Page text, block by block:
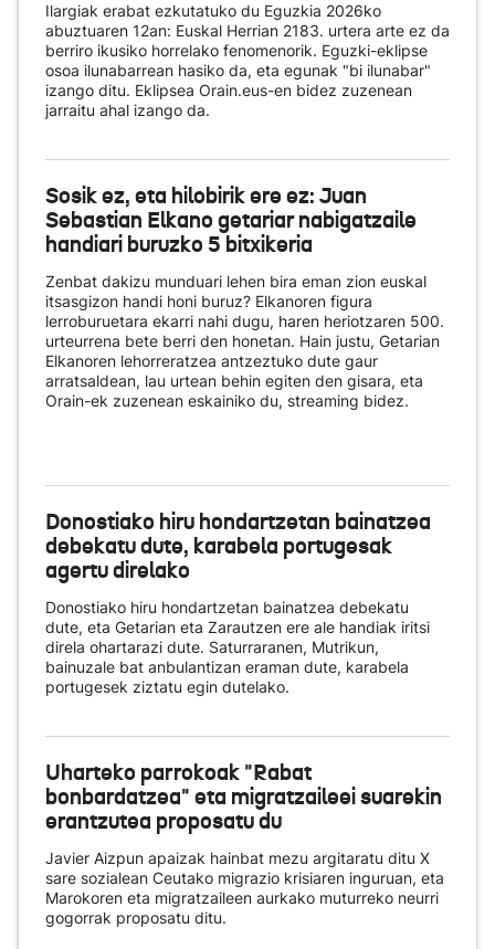
Ilargiak erabat ezkutatuko du Eguzkia 2026ko
abuztuaren 12an: Euskal Herrian 2183. urtera arte ez da
berriro ikusiko horrelako fenomenorik. Eguzki-eklipse
osoa ilunabarrean hasiko da, eta egunak "bi ilunabar"
izango ditu. Eklipsea Orain.eus-en bidez zuzenean
jarraitu ahal izango da.
Sosik ez, eta hilobirik ere ez: Juan
Sebastian Elkano getariar nabigatzaile
handiari buruzko 5 bitxikeria
Zenbat dakizu munduari lehen bira eman zion euskal
itsasgizon handi honi buruz? Elkanoren figura
lerroburuetara ekarri nahi dugu, haren heriotzaren 500.
urteurrena bete berri den honetan. Hain justu, Getarian
Elkanoren lehorreratzea antzeztuko dute gaur
arratsaldean, lau urtean behin egiten den gisara, eta
Orain-ek zuzenean eskainiko du, streaming bidez.
Donostiako hiru hondartzetan bainatzea
debekatu dute, karabela portugesak
agertu direlako
Donostiako hiru hondartzetan bainatzea debekatu
dute, eta Getarian eta Zarautzen ere ale handiak iritsi
direla ohartarazi dute. Saturraranen, Mutrikun,
bainuzale bat anbulantizan eraman dute, karabela
portugesek ziztatu egin dutelako.
Uharteko parrokoak "Rabat
bonbardatzea" eta migratzaileei suarekin
erantzutea proposatu du
Javier Aizpun apaizak hainbat mezu argitaratu ditu X
sare sozialean Ceutako migrazio krisiaren inguruan, eta
Marokoren eta migratzaileen aurkako muturreko neurri
gogorrak proposatu ditu.